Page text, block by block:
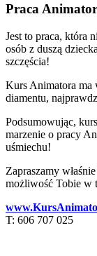
Praca
Jest to praca, która
osób z duszą
szczęścia!
Kurs Animatora ma
diamentu,
Podsumowując,
marzenie o pracy
uśmiechu!
Zapraszamy
możliwość Tobie w
T: 606 707 025